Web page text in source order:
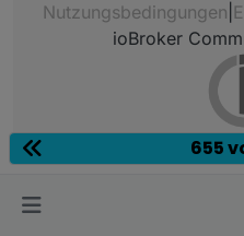
Nutzungsbedingungen
ioBroker
655